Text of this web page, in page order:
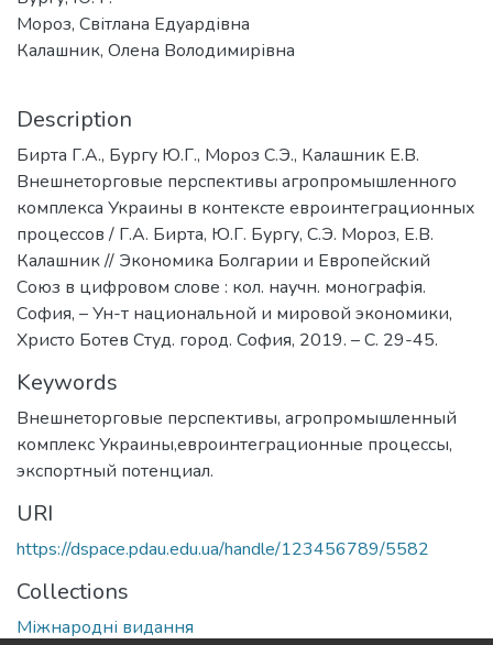
Мороз, Світлана Едуардівна
Калашник, Олена Володимирівна
Description
Бирта Г.А., Бургу Ю.Г., Мороз С.Э., Калашник Е.В.
Внешнеторговые перспективы агропромышленного
комплекса Украины в контексте евроинтеграционных
процессов / Г.А. Бирта, Ю.Г. Бургу, С.Э. Мороз, Е.В.
Калашник // Экономика Болгарии и Европейский
Союз в цифровом слове : кол. научн. монографія.
София, – Ун-т национальной и мировой экономики,
Христо Ботев Студ. город. София, 2019. – С. 29-45.
Keywords
Внешнеторговые перспективы, агропромышленный
комплекс Украины,евроинтеграционные процессы,
экспортный потенциал.
URI
https://dspace.pdau.edu.ua/handle/123456789/5582
Collections
Міжнародні видання